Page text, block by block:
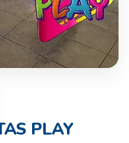
PLAY